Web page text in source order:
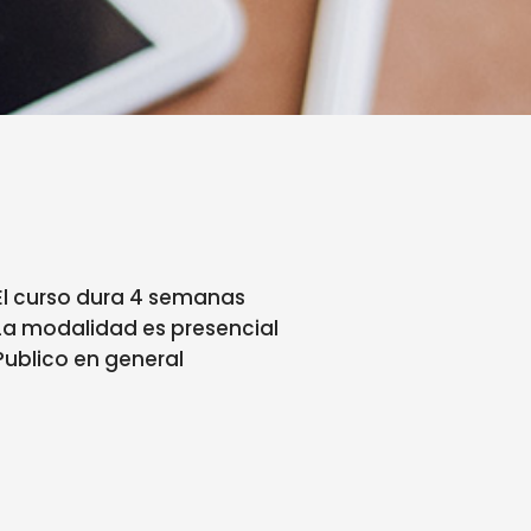
curso dura 4 semanas
modalidad es presencial
en general